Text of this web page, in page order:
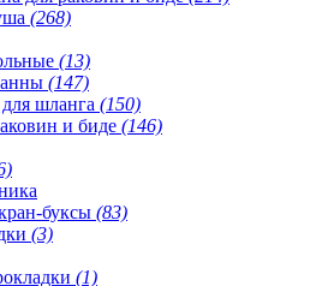
(268)
(13)
(147)
шланга (150)
и биде (146)
буксы (83)
(3)
(1)